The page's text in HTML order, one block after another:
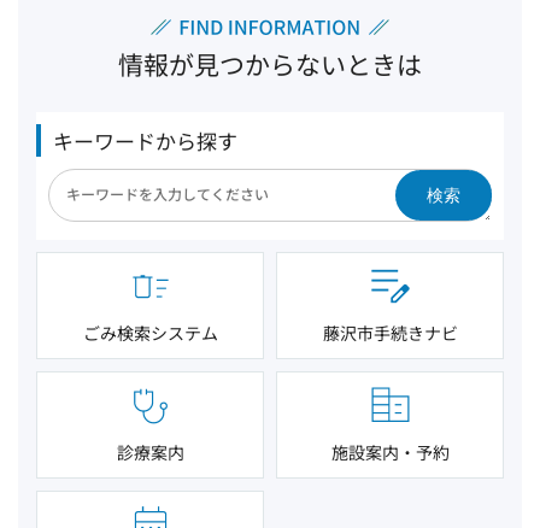
情報が見つからないときは
キーワードから探す
検索
ごみ検索システム 藤沢市手続きナビ
診療案内 施設案内・予約